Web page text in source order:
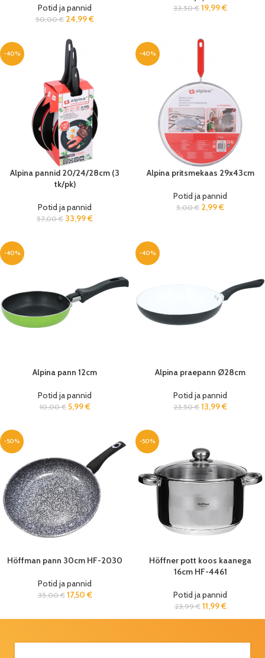
Potid ja pannid
50,00€ 24,99€
33,50€ 19,99€
-40%
Alpina pannid 20/24/28cm (3
tk/pk)
Potid ja pannid
57,00€ 33,99€
-40%
Alpina pritsmekaas 29x43cm
Potid ja pannid
5,00€ 2,99€
-40%
Alpina pann 12cm
Potid ja pannid
10,00€ 5,99€
-40%
Alpina praepann Ø28cm
Potid ja pannid
23,50€ 13,99€
-50%
Höffman pann 30cm HF-2030
Potid ja pannid
35,00€ 17,50 €
-50%
Höffner pott koos kaanega
16cm HF-4461
Potid ja pannid
23,99€ 11,99€